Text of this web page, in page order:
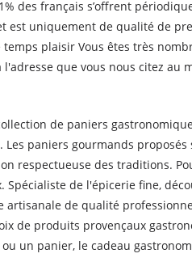
des français s’offrent
uniquement de qualité de
plaisir Vous êtes très
que vous nous citez
de paniers
paniers gourmands
respectueuse des traditions.
de l'épicerie fine,
de qualité
de produits provençaux
un panier, le cadeau